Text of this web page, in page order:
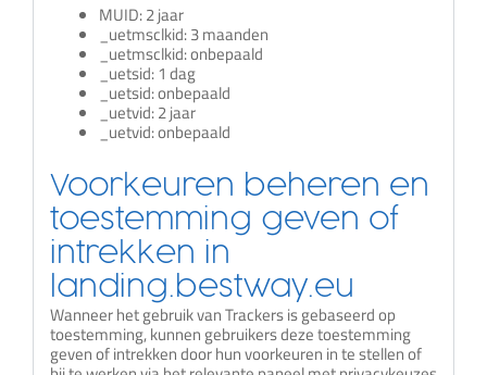
MUID: 2 jaar
_uetmsclkid: 3 maanden
_uetmsclkid: onbepaald
_uetsid: 1 dag
_uetsid: onbepaald
_uetvid: 2 jaar
_uetvid: onbepaald
Voorkeuren beheren en
toestemming geven of
intrekken in
landing.bestway.eu
Wanneer het gebruik van Trackers is gebaseerd op
toestemming, kunnen gebruikers deze toestemming
geven of intrekken door hun voorkeuren in te stellen of